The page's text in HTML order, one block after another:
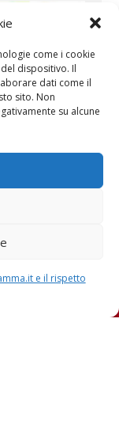
come i cookie
dispositivo. Il
dati come il
sito. Non
su alcune
e il rispetto
Pediatra
di